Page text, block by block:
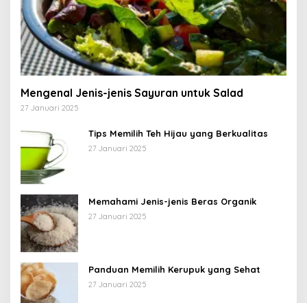
Mengenal Jenis-jenis Sayuran untuk Salad
27 Januari 2025
Tips Memilih Teh Hijau yang Berkualitas
27 Januari 2025
Memahami Jenis-jenis Beras Organik
27 Januari 2025
Panduan Memilih Kerupuk yang Sehat
27 Januari 2025